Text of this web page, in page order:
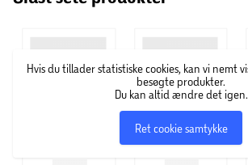
Hvis du tillader statistiske cookies, kan vi nemt
besøgte produkter.
Du kan altid ændre det igen.
Ret cookie samtykke